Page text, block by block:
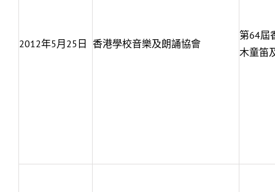
2012年5月25日 香港學校音樂及朗誦協會
第64屆
木童笛